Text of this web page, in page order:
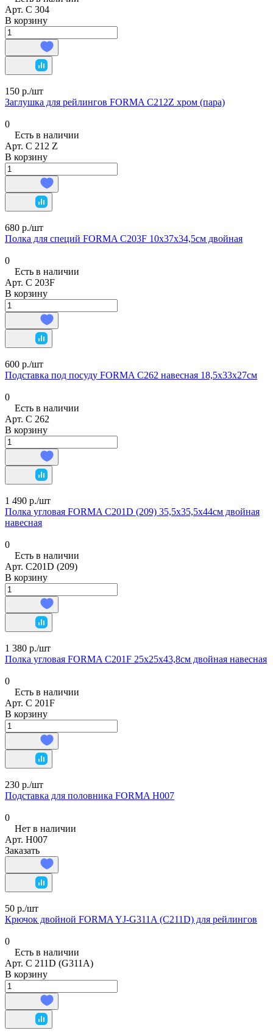
Арт. C 304
В корзину
150 р./шт
Заглушка для рейлингов FORMA C212Z хром (пара)
0
Есть в наличии
Арт. C 212 Z
В корзину
680 р./шт
Полка для специй FORMA C203F 10х37х34,5см двойная
0
Есть в наличии
Арт. C 203F
В корзину
600 р./шт
Подставка под посуду FORMA C262 навесная 18,5х33х27см
0
Есть в наличии
Арт. C 262
В корзину
1 490 р./шт
Полка угловая FORMA C201D (209) 35,5х35,5х44см двойная
навесная
0
Есть в наличии
Арт. C201D (209)
В корзину
1 380 р./шт
Полка угловая FORMA C201F 25х25х43,8см двойная навесная
0
Есть в наличии
Арт. C 201F
В корзину
230 р./шт
Подставка для половника FORMA Н007
0
Нет в наличии
Арт. Н007
Заказать
50 р./шт
Крючок двойной FORMA YJ-G311A (C211D) для рейлингов
0
Есть в наличии
Арт. C 211D (G311A)
В корзину